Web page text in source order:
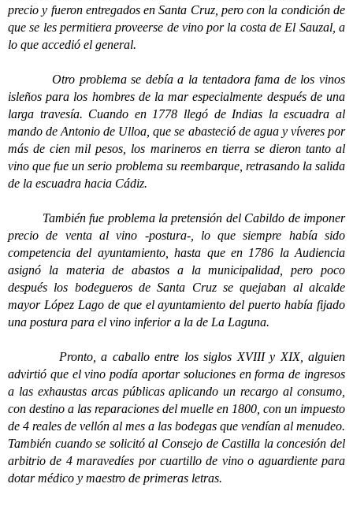
precio y fueron entregados en Santa Cruz, pero con la condición de
que se les permitiera proveerse de vino por la costa de El Sauzal, a
lo que accedió el general.
Otro problema se debía a la tentadora fama de los vinos
isleños para los hombres de la mar especialmente después de una
larga travesía. Cuando en 1778 llegó de Indias la escuadra al
mando de Antonio de Ulloa, que se abasteció de agua y víveres por
más de cien mil pesos, los marineros en tierra se dieron tanto al
vino que fue un serio problema su reembarque, retrasando la salida
de la escuadra hacia Cádiz.
También fue problema la pretensión del Cabildo de imponer
precio de venta al vino -postura-, lo que siempre había sido
competencia del ayuntamiento, hasta que en 1786 la Audiencia
asignó la materia de abastos a la municipalidad, pero poco
después los bodegueros de Santa Cruz se quejaban al alcalde
mayor López Lago de que el ayuntamiento del puerto había fijado
una postura para el vino inferior a la de La Laguna.
Pronto, a caballo entre los siglos XVIII y XIX, alguien
advirtió que el vino podía aportar soluciones en forma de ingresos
a las exhaustas arcas públicas aplicando un recargo al consumo,
con destino a las reparaciones del muelle en 1800, con un impuesto
de 4 reales de vellón al mes a las bodegas que vendían al menudeo.
También cuando se solicitó al Consejo de Castilla la concesión del
arbitrio de 4 maravedíes por cuartillo de vino o aguardiente para
dotar médico y maestro de primeras letras.